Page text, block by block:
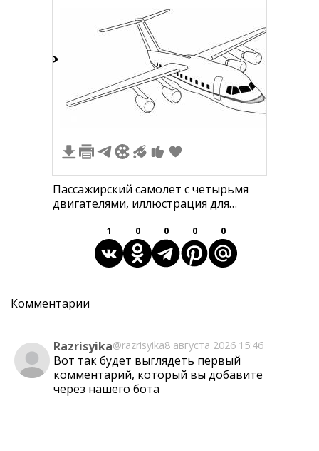
Пассажирский самолет с четырьмя
двигателями, иллюстрация для
1 0 0 0 0
Комментарии
Razrisyika@razrisyika8 августа 2026 15:46
Вот так будет выглядеть первый
комментарий, который вы добавите
через нашего бота